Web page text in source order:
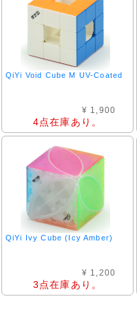
QiYi Void Cube M UV-Coated
¥ 1,900
4点在庫あり。
QiYi Ivy Cube (Icy Amber)
¥ 1,200
3点在庫あり。